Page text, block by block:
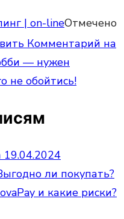
| on-lineОтмечено
Комментарий на
— нужен
не обойтись!
19.04.2024
ли покупать?
и какие риски?